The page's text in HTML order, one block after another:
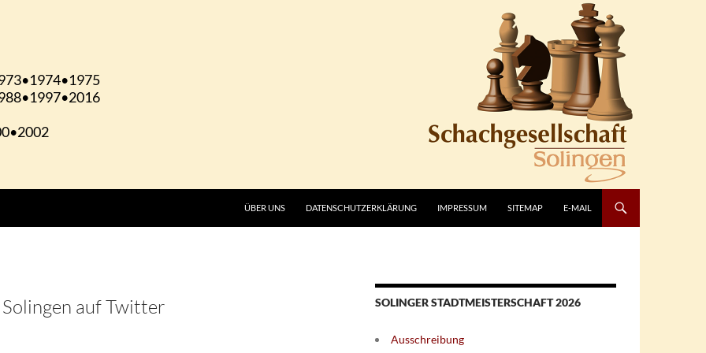
ÜBER UNS DATENSCHUTZERKLÄRUNG IMPRESSUM SITEMAP E-MAIL
auf Twitter SOLINGER STADTMEISTERSCHAFT 2026
Ausschreibung